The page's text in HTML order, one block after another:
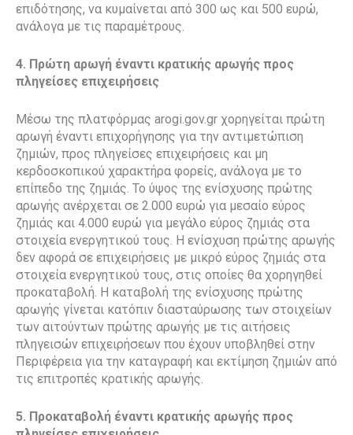
επιδότησης, να κυμαίνεται από 300 ως και 500 ευρώ,
ανάλογα με τις παραμέτρους.
4. Πρώτη αρωγή έναντι κρατικής αρωγής προς
πληγείσες επιχειρήσεις
Μέσω της πλατφόρμας arogi.gov.gr χορηγείται πρώτη
αρωγή έναντι επιχορήγησης για την αντιμετώπιση
ζημιών, προς πληγείσες επιχειρήσεις και μη
κερδοσκοπικού χαρακτήρα φορείς, ανάλογα με το
επίπεδο της ζημιάς. Το ύψος της ενίσχυσης πρώτης
αρωγής ανέρχεται σε 2.000 ευρώ για μεσαίο εύρος
ζημιάς και 4.000 ευρώ για μεγάλο εύρος ζημιάς στα
στοιχεία ενεργητικού τους. Η ενίσχυση πρώτης αρωγής
δεν αφορά σε επιχειρήσεις με μικρό εύρος ζημιάς στα
στοιχεία ενεργητικού τους, στις οποίες θα χορηγηθεί
προκαταβολή. Η καταβολή της ενίσχυσης πρώτης
αρωγής γίνεται κατόπιν διασταύρωσης των στοιχείων
των αιτούντων πρώτης αρωγής με τις αιτήσεις
πληγεισών επιχειρήσεων που έχουν υποβληθεί στην
Περιφέρεια για την καταγραφή και εκτίμηση ζημιών από
τις επιτροπές κρατικής αρωγής.
5. Προκαταβολή έναντι κρατικής αρωγής προς